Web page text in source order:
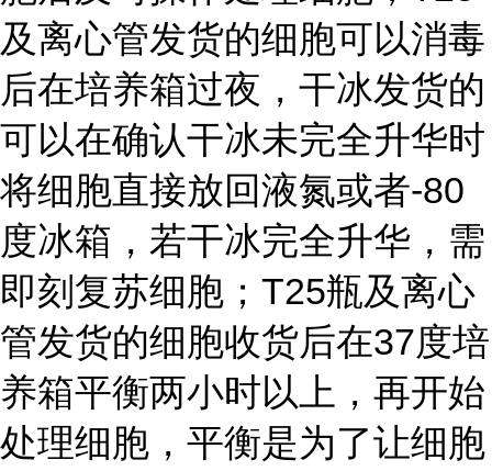
及离心管发货的细胞可以消毒
后在培养箱过夜，干冰发货的
可以在确认干冰未完全升华时
将细胞直接放回液氮或者-80
度冰箱，若干冰完全升华，需
即刻复苏细胞；T25瓶及离心
管发货的细胞收货后在37度培
养箱平衡两小时以上，再开始
处理细胞，平衡是为了让细胞